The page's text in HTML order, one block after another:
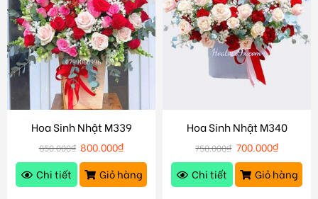
Hoa Sinh Nhật M339
850.000₫ 800.000₫
Chi tiết
Giỏ hàng
Hoa Sinh Nhật M340
750.000₫ 700.000₫
Chi tiết
Giỏ hàng